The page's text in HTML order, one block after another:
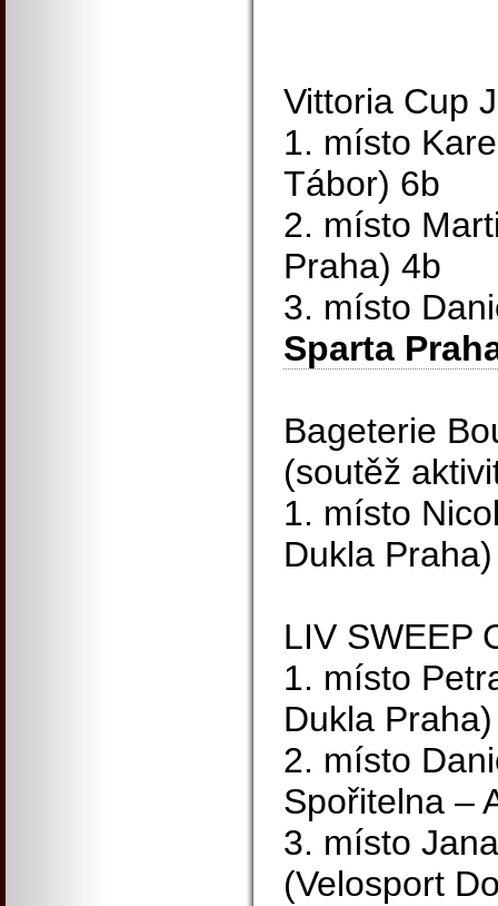
Vittoria Cup
1. místo
Tábor) 6b
2. místo
Praha) 4b
3. místo
Sparta
Bageterie
(soutěž
1. místo
Dukla
LIV SWEEP
1. místo
Dukla Praha)
2. místo
Spořitelna –
3. místo
(Velosport